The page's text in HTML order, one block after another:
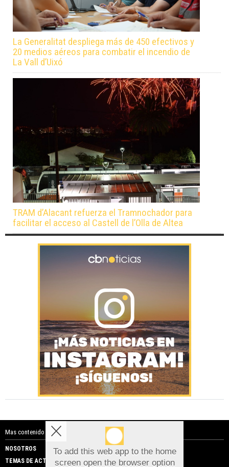
La Generalitat despliega más de 450 efectivos y
20 medios aéreos para combatir el incendio de
La Vall d’Uixó
TRAM d’Alacant refuerza el Tramnochador para
facilitar el acceso al Castell de l’Olla de Altea
Mas contenido de Costa Blanca Noticias:
NOSOTROS
PUBLICIDAD
TEMAS DE ACTUALIDAD
To add this web app to the home
screen open the browser option